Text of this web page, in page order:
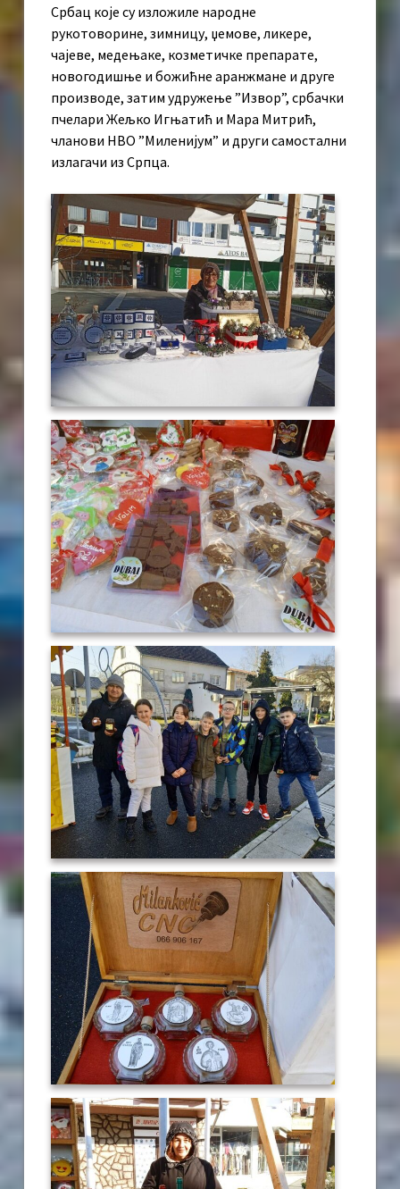
Србац које су изложиле народне
рукотоворине, зимницу, џемове, ликере,
чајеве, медењаке, козметичке препарате,
новогодишње и божићне аранжмане и друге
производе, затим удружење ”Извор”, србачки
пчелари Жељко Игњатић и Мара Митрић,
чланови НВО ”Миленијум” и други самостални
излагачи из Српца.